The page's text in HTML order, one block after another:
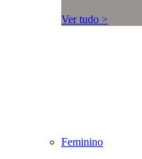
Ver tudo >
Feminino